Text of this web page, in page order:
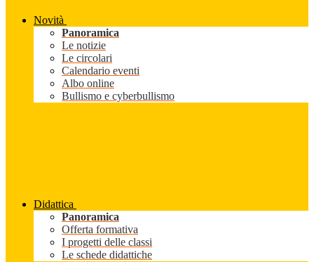
Novità
Panoramica
Le notizie
Le circolari
Calendario eventi
Albo online
Bullismo e cyberbullismo
Didattica
Panoramica
Offerta formativa
I progetti delle classi
Le schede didattiche